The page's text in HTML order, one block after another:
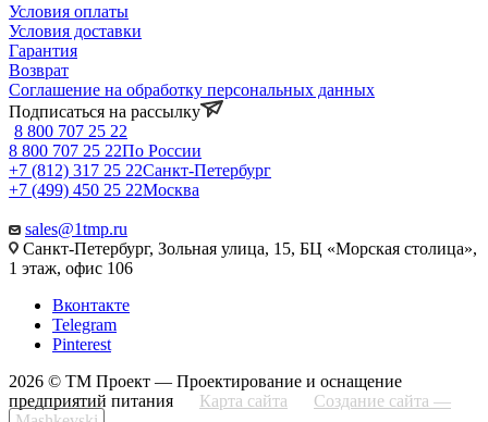
Условия оплаты
Условия доставки
Гарантия
Возврат
Соглашение на обработку персональных данных
Подписаться на рассылку
8 800 707 25 22
8 800 707 25 22По России
+7 (812) 317 25 22Санкт-Петербург
+7 (499) 450 25 22Москва
sales@1tmp.ru
Санкт-Петербург, Зольная улица, 15, БЦ «Морская столица»,
1 этаж, офис 106
Вконтакте
Telegram
Pinterest
2026 © ТМ Проект — Проектирование и оснащение
предприятий питания
Карта сайта
Создание сайта —